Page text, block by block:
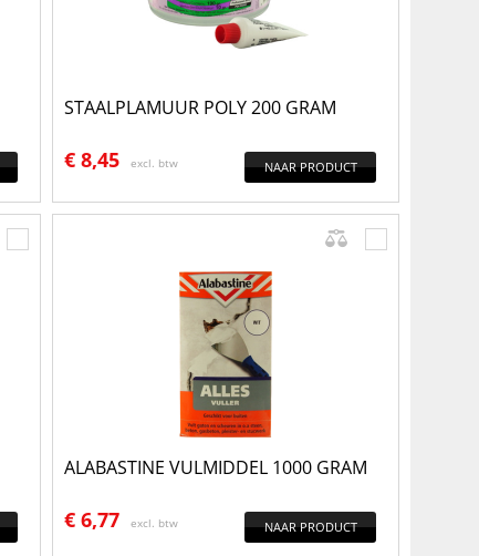
STAALPLAMUUR POLY 200 GRAM
€ 8,45 excl. btw NAAR PRODUCT
ALABASTINE VULMIDDEL 1000 GRAM
€ 6,77 excl. btw NAAR PRODUCT